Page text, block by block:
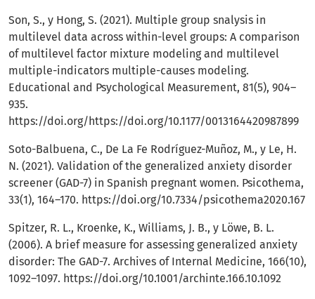
Son, S., y Hong, S. (2021). Multiple group snalysis in
multilevel data across within-level groups: A comparison
of multilevel factor mixture modeling and multilevel
multiple-indicators multiple-causes modeling.
Educational and Psychological Measurement, 81(5), 904–
935.
https://doi.org/https://doi.org/10.1177/0013164420987899
Soto-Balbuena, C., De La Fe Rodríguez-Muñoz, M., y Le, H.
N. (2021). Validation of the generalized anxiety disorder
screener (GAD-7) in Spanish pregnant women. Psicothema,
33(1), 164–170. https://doi.org/10.7334/psicothema2020.167
Spitzer, R. L., Kroenke, K., Williams, J. B., y Löwe, B. L.
(2006). A brief measure for assessing generalized anxiety
disorder: The GAD-7. Archives of Internal Medicine, 166(10),
1092–1097. https://doi.org/10.1001/archinte.166.10.1092